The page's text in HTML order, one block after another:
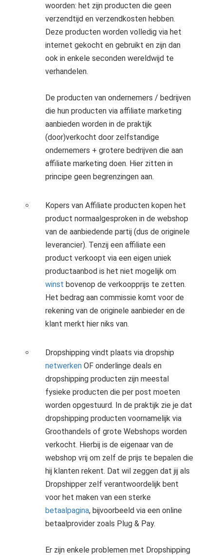
woorden: het zijn producten die geen
verzendtijd en verzendkosten hebben.
Deze producten worden volledig via het
internet gekocht en gebruikt en zijn dan
ook in enkele seconden wereldwijd te
verhandelen.
De producten van ondernemers / bedrijven
die hun producten via affiliate marketing
aanbieden worden in de praktijk
(door)verkocht door zelfstandige
ondernemers + grotere bedrijven die aan
affiliate marketing doen. Hier zitten in
principe geen begrenzingen aan.
Kopers van Affiliate producten kopen het
product normaalgesproken in de webshop
van de aanbiedende partij (dus de originele
leverancier). Tenzij een affiliate een
product verkoopt via een eigen uniek
productaanbod is het niet mogelijk om
winst bovenop de verkoopprijs te zetten.
Het bedrag aan commissie komt voor de
rekening van de originele aanbieder en de
klant merkt hier niks van.
Dropshipping vindt plaats via dropship
netwerken OF onderlinge deals en
dropshipping producten zijn meestal
fysieke producten die per post moeten
worden opgestuurd. In de praktijk zie je dat
dropshipping producten voornamelijk via
Groothandels of grote Webshops worden
verkocht. Hierbij is de eigenaar van de
webshop vrij om zelf de prijs te bepalen die
hij klanten rekent. Dat wil zeggen dat jij als
Dropshipper zelf verantwoordelijk bent
voor het maken van een sterke
betaalpagina, bijvoorbeeld via een online
betaalprovider zoals Plug & Pay.
Er zijn enkele problemen met Dropshipping